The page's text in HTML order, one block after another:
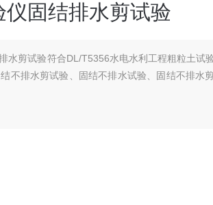
固结排水剪试验
水剪试验符合DL/T5356水电水利工程粗粒土试
不排水剪试验、固结不排水试验、固结不排水